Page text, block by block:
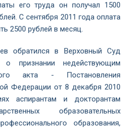
его труда он получал 1500
С сентября 2011 года оплата
2500 рублей в месяц.
обратился в Верховный Суд
признании недействующим
акта - Постановления
Федерации от 8 декабря 2010
аспирантам и докторантам
образовательных
образования,